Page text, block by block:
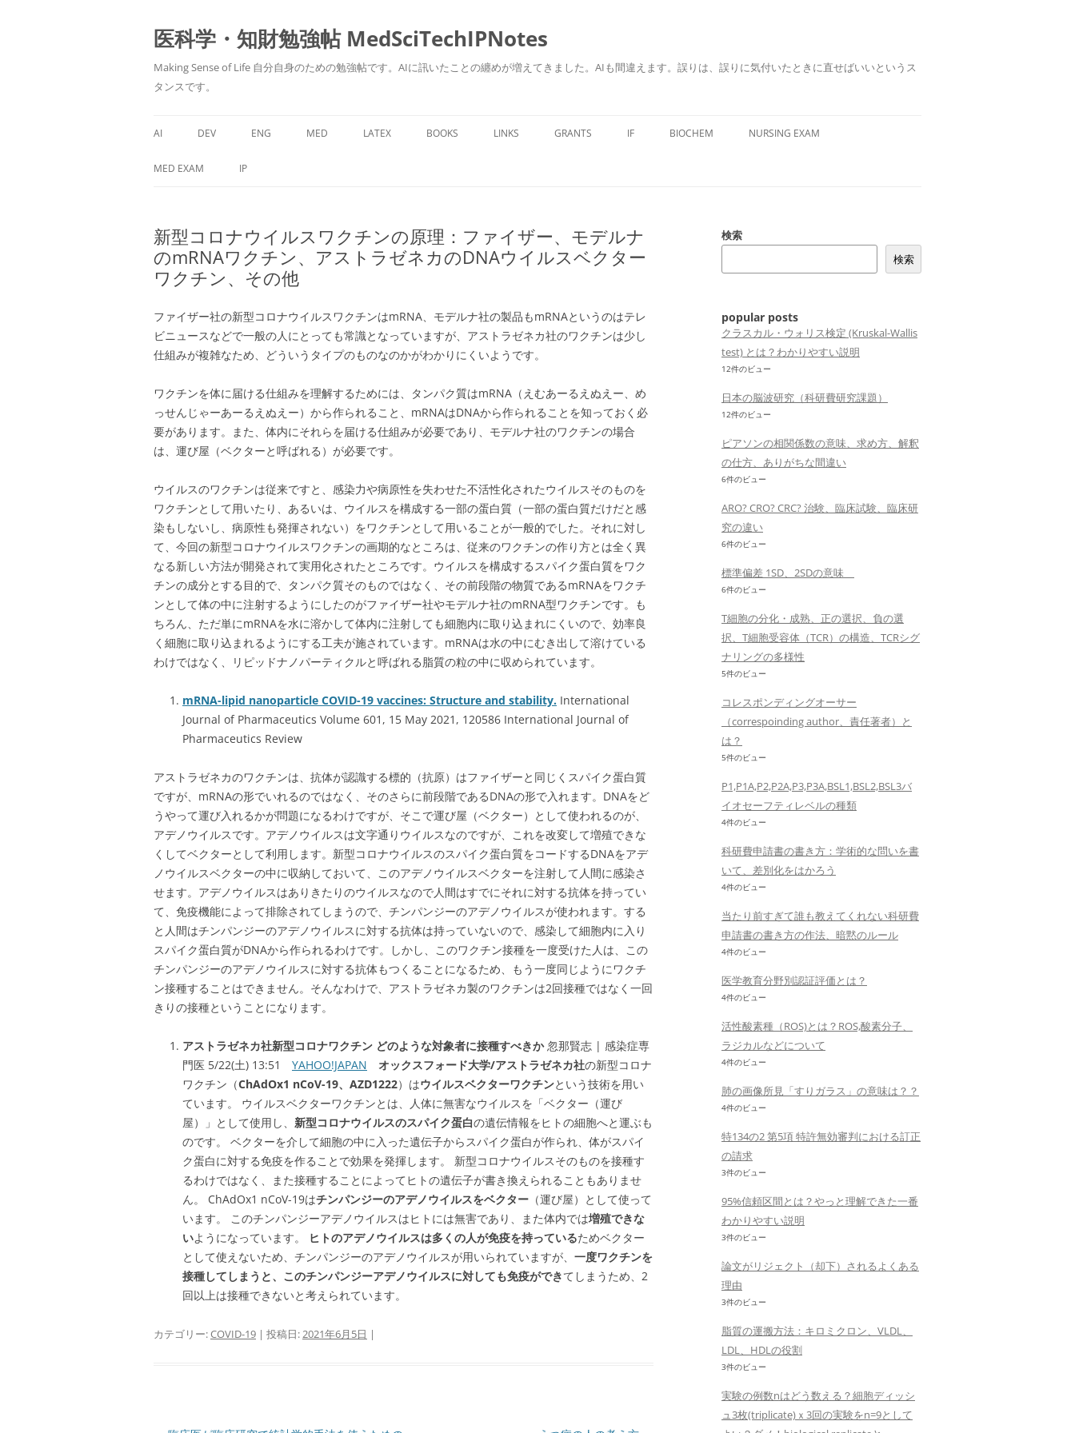
医科学・知財勉強帖 MedSciTechIPNotes
Making Sense of Life 自分自身のための勉強帖です。AIに訊いたことの纏めが増えてきました。AIも間違えます。誤りは、誤りに気付いたときに直せばいいというス
タンスです。
AI DEV ENG MED LATEX BOOKS LINKS GRANTS IF BIOCHEM NURSING EXAM
MED EXAM IP
新型コロナウイルスワクチンの原理：ファイザー、モデルナ
のmRNAワクチン、アストラゼネカのDNAウイルスベクター
ワクチン、その他
ファイザー社の新型コロナウイルスワクチンはmRNA、モデルナ社の製品もmRNAというのはテレ
ビニュースなどで一般の人にとっても常識となっていますが、アストラゼネカ社のワクチンは少し
仕組みが複雑なため、どういうタイプのものなのかがわかりにくいようです。
ワクチンを体に届ける仕組みを理解するためには、タンパク質はmRNA（えむあーるえぬえー、め
っせんじゃーあーるえぬえー）から作られること、mRNAはDNAから作られることを知っておく必
要があります。また、体内にそれらを届ける仕組みが必要であり、モデルナ社のワクチンの場合
は、運び屋（ベクターと呼ばれる）が必要です。
ウイルスのワクチンは従来ですと、感染力や病原性を失わせた不活性化されたウイルスそのものを
ワクチンとして用いたり、あるいは、ウイルスを構成する一部の蛋白質（一部の蛋白質だけだと感
染もしないし、病原性も発揮されない）をワクチンとして用いることが一般的でした。それに対し
て、今回の新型コロナウイルスワクチンの画期的なところは、従来のワクチンの作り方とは全く異
なる新しい方法が開発されて実用化されたところです。ウイルスを構成するスパイク蛋白質をワク
チンの成分とする目的で、タンパク質そのものではなく、その前段階の物質であるmRNAをワクチ
ンとして体の中に注射するようにしたのがファイザー社やモデルナ社のmRNA型ワクチンです。も
ちろん、ただ単にmRNAを水に溶かして体内に注射しても細胞内に取り込まれにくいので、効率良
く細胞に取り込まれるようにする工夫が施されています。mRNAは水の中にむき出して溶けている
わけではなく、リピッドナノパーティクルと呼ばれる脂質の粒の中に収められています。
mRNA-lipid nanoparticle COVID-19 vaccines: Structure and stability. International
Journal of Pharmaceutics Volume 601, 15 May 2021, 120586 International Journal of
Pharmaceutics Review
アストラゼネカのワクチンは、抗体が認識する標的（抗原）はファイザーと同じくスパイク蛋白質
ですが、mRNAの形でいれるのではなく、そのさらに前段階であるDNAの形で入れます。DNAをど
うやって運び入れるかが問題になるわけですが、そこで運び屋（ベクター）として使われるのが、
アデノウイルスです。アデノウイルスは文字通りウイルスなのですが、これを改変して増殖できな
くしてベクターとして利用します。新型コロナウイルスのスパイク蛋白質をコードするDNAをアデ
ノウイルスベクターの中に収納しておいて、このアデノウイルスベクターを注射して人間に感染さ
せます。アデノウイルスはありきたりのウイルスなので人間はすでにそれに対する抗体を持ってい
て、免疫機能によって排除されてしまうので、チンパンジーのアデノウイルスが使われます。する
と人間はチンパンジーのアデノウイルスに対する抗体は持っていないので、感染して細胞内に入り
スパイク蛋白質がDNAから作られるわけです。しかし、このワクチン接種を一度受けた人は、この
チンパンジーのアデノウイルスに対する抗体もつくることになるため、もう一度同じようにワクチ
ン接種することはできません。そんなわけで、アストラゼネカ製のワクチンは2回接種ではなく一回
きりの接種ということになります。
アストラゼネカ社新型コロナワクチン どのような対象者に接種すべきか忽那賢志 | 感染症専
門医 5/22(土) 13:51 YAHOO!JAPAN オックスフォード大学/アストラゼネカ社の新型コロナ
ワクチン（ChAdOx1 nCoV-19、AZD1222）はウイルスベクターワクチンという技術を用い
ています。 ウイルスベクターワクチンとは、人体に無害なウイルスを「ベクター（運び
屋）」として使用し、 新型コロナウイルスのスパイク蛋白の遺伝情報をヒトの細胞へと運ぶも
のです。 ベクターを介して細胞の中に入った遺伝子からスパイク蛋白が作られ、体がスパイ
ク蛋白に対する免疫を作ることで効果を発揮します。 新型コロナウイルスそのものを接種す
るわけではなく、また接種することによってヒトの遺伝子が書き換えられることもありませ
ん。 ChAdOx1 nCoV-19はチンパンジーのアデノウイルスをベクター （運び屋）として使って
います。 このチンパンジーアデノウイルスはヒトには無害であり、また体内では増殖できな
いようになっています。 ヒトのアデノウイルスは多くの人が免疫を持っているためベクター
として使えないため、チンパンジーのアデノウイルスが用いられていますが、 一度ワクチンを
接種してしまうと、このチンパンジーアデノウイルスに対しても免疫ができてしまうため、2
回以上は接種できないと考えられています。
カテゴリー:COVID-19 | 投稿日:2021年6月5日 |
検索
検索
popular posts
クラスカル・ウォリス検定 (Kruskal-Wallis
test) とは？わかりやすい説明
12件のビュー
日本の脳波研究（科研費研究課題）
12件のビュー
ピアソンの相関係数の意味、求め方、解釈
の仕方、ありがちな間違い
6件のビュー
ARO? CRO? CRC? 治験、臨床試験、臨床研
究の違い
6件のビュー
標準偏差 1SD、2SDの意味
6件のビュー
T細胞の分化・成熟、正の選択、負の選
択、T細胞受容体（TCR）の構造、TCRシグ
ナリングの多様性
5件のビュー
コレスポンディングオーサー
（correspoinding author、責任著者）と
は？
5件のビュー
P1,P1A,P2,P2A,P3,P3A,BSL1,BSL2,BSL3バ
イオセーフティレベルの種類
4件のビュー
科研費申請書の書き方：学術的な問いを書
いて、差別化をはかろう
4件のビュー
当たり前すぎて誰も教えてくれない科研費
申請書の書き方の作法、暗黙のルール
4件のビュー
医学教育分野別認証評価とは？
4件のビュー
活性酸素種（ROS)とは？ROS,酸素分子、
ラジカルなどについて
4件のビュー
肺の画像所見「すりガラス」の意味は？？
4件のビュー
特134の2 第5項 特許無効審判における訂正
の請求
3件のビュー
95%信頼区間とは？やっと理解できた一番
わかりやすい説明
3件のビュー
論文がリジェクト（却下）されるよくある
理由
3件のビュー
脂質の運搬方法：キロミクロン、VLDL、
LDL、HDLの役割
3件のビュー
実験の例数nはどう数える？細胞ディッシ
ュ3枚(triplicate)ｘ3回の実験をn=9として